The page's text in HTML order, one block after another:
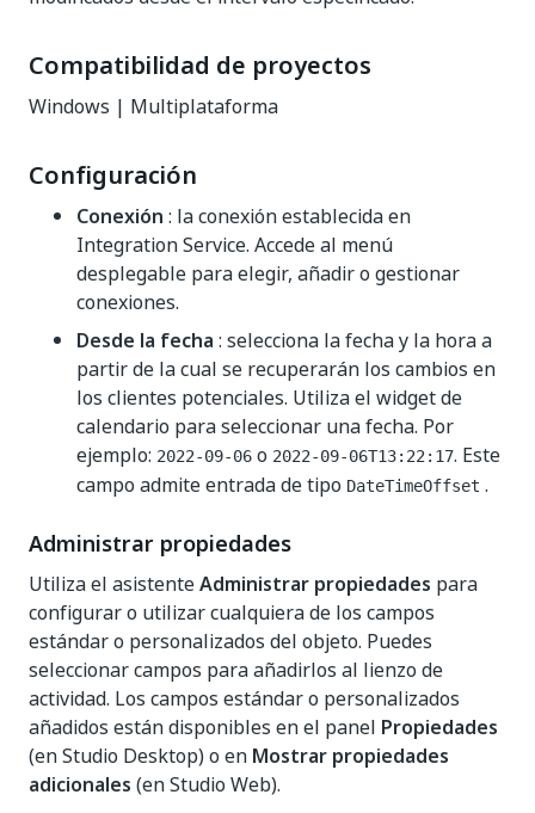
Compatibilidad de proyectos
Windows | Multiplataforma
Configuración
Conexión : la conexión establecida en
Integration Service. Accede al menú
desplegable para elegir, añadir o gestionar
conexiones.
Desde la fecha : selecciona la fecha y la hora a
partir de la cual se recuperarán los cambios en
los clientes potenciales. Utiliza el widget de
calendario para seleccionar una fecha. Por
ejemplo: 2022-09-06 o 2022-09-06T13:22:17. Este
campo admite entrada de tipo DateTimeOffset .
Administrar propiedades
Utiliza el asistenteAdministrar propiedades para
configurar o utilizar cualquiera de los campos
estándar o personalizados del objeto. Puedes
seleccionar campos para añadirlos al lienzo de
actividad. Los campos estándar o personalizados
añadidos están disponibles en el panel Propiedades
(en Studio Desktop) o en Mostrar propiedades
adicionales (en Studio Web).